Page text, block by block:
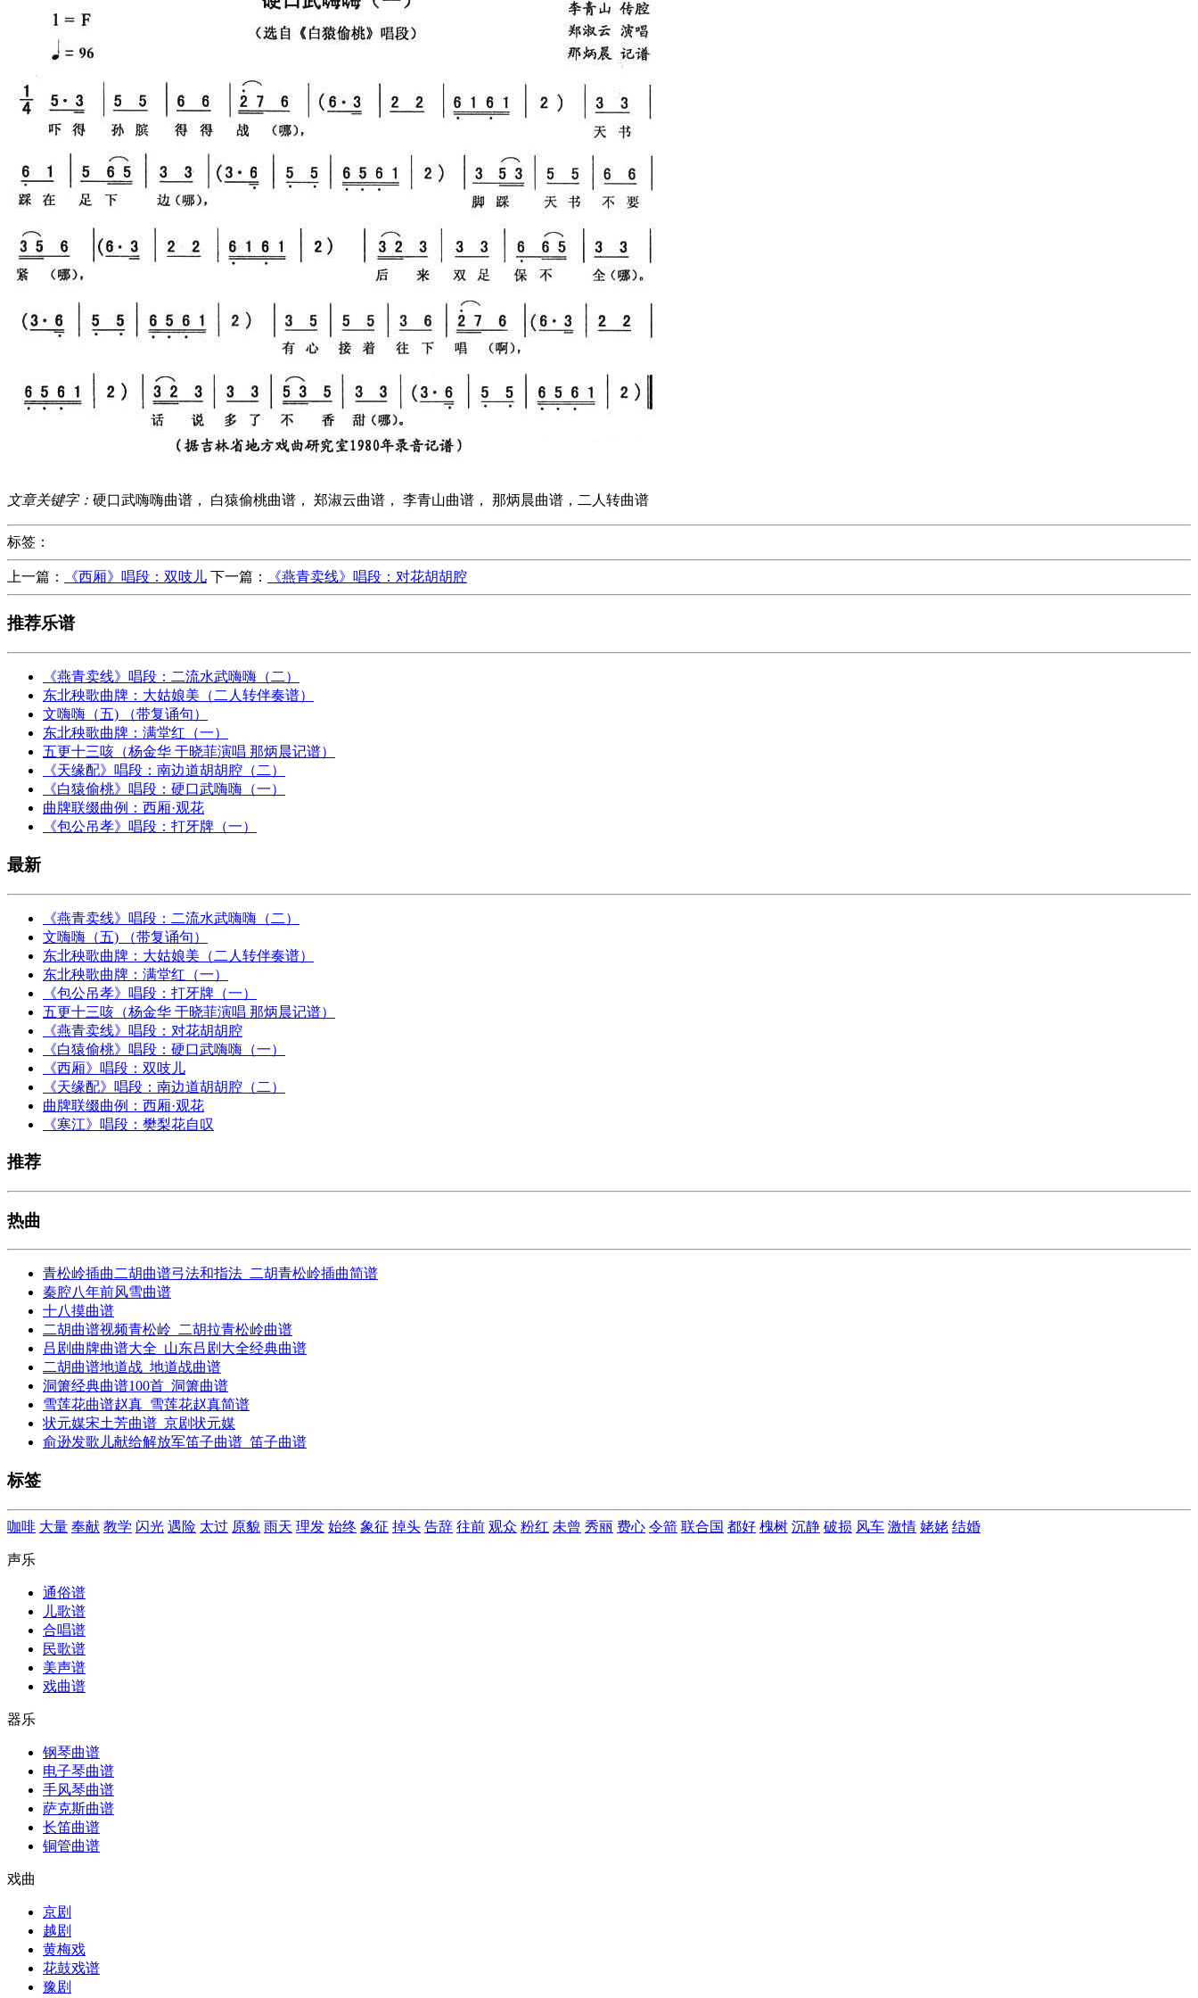
文章关键字： 硬口武嗨嗨曲谱， 白猿偷桃曲谱， 郑淑云曲谱， 李青山曲谱， 那炳晨曲谱，二人转曲谱
标签：
上一篇： 《西厢》唱段：双吱儿 下一篇： 《燕青卖线》唱段：对花胡胡腔
推荐乐谱
《燕青卖线》唱段：二流水武嗨嗨（二）
东北秧歌曲牌：大姑娘美（二人转伴奏谱）
文嗨嗨（五) （带复诵句）
东北秧歌曲牌：满堂红（一）
五更十三咳（杨金华 于晓菲演唱 那炳晨记谱）
《天缘配》唱段：南边道胡胡腔（二）
《白猿偷桃》唱段：硬口武嗨嗨（一）
曲牌联缀曲例：西厢·观花
《包公吊孝》唱段：打牙牌（一）
最新
《燕青卖线》唱段：二流水武嗨嗨（二）
文嗨嗨（五) （带复诵句）
东北秧歌曲牌：大姑娘美（二人转伴奏谱）
东北秧歌曲牌：满堂红（一）
《包公吊孝》唱段：打牙牌（一）
五更十三咳（杨金华 于晓菲演唱 那炳晨记谱）
《燕青卖线》唱段：对花胡胡腔
《白猿偷桃》唱段：硬口武嗨嗨（一）
《西厢》唱段：双吱儿
《天缘配》唱段：南边道胡胡腔（二）
曲牌联缀曲例：西厢·观花
《寒江》唱段：樊梨花自叹
推荐
热曲
青松岭插曲二胡曲谱弓法和指法_二胡青松岭插曲简谱
秦腔八年前风雪曲谱
十八摸曲谱
二胡曲谱视频青松岭_二胡拉青松岭曲谱
吕剧曲牌曲谱大全_山东吕剧大全经典曲谱
二胡曲谱地道战_地道战曲谱
洞箫经典曲谱100首_洞箫曲谱
雪莲花曲谱赵真_雪莲花赵真简谱
状元媒宋土芳曲谱_京剧状元媒
俞逊发歌儿献给解放军笛子曲谱_笛子曲谱
标签
咖啡 大量 奉献 教学 闪光 遇险 太过 原貌 雨天 理发 始终 象征 掉头 告辞 往前 观众 粉红 未曾 秀丽 费心 令箭 联合国 都好 槐树 沉静 破损 风车 激情 姥姥 结婚
声乐
通俗谱
儿歌谱
合唱谱
民歌谱
美声谱
戏曲谱
器乐
钢琴曲谱
电子琴曲谱
手风琴曲谱
萨克斯曲谱
长笛曲谱
铜管曲谱
戏曲
京剧
越剧
黄梅戏
花鼓戏谱
豫剧